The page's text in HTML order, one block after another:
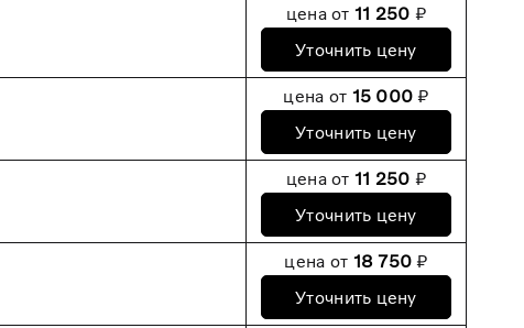
цена от 11 250 ₽
Уточнить цену
цена от 15 000 ₽
Уточнить цену
цена от 11 250 ₽
Уточнить цену
цена от 18 750 ₽
Уточнить цену